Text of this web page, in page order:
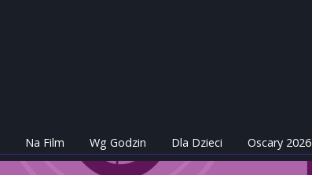
Na Film Wg Godzin Dla Dzieci Oscary 2026